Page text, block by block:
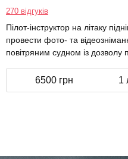
270 відгуків
Пілот-інструктор на літаку
провести фото- та
повітряним судном із дозволу
6500 грн 1